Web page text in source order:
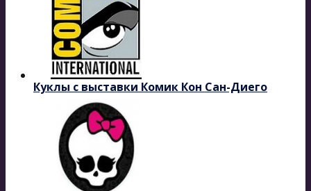
Куклы с выставки Комик Кон Сан-Диего